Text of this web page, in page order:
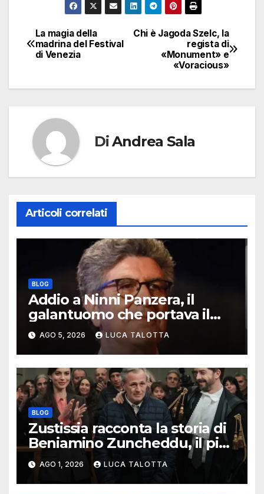
Navigazione
articoli
Chi è Jagoda Szelc, la
regista di
«Monument» e
«Voracious»
La magia della
madrina del Festival
di Venezia
DiAndrea Sala
Articoli correlati
BLOG
Addio a Ninni Panzera, il
galantuomo che portava il
cinema dove non c’era
AGO 5, 2026 LUCA TALOTTA
BLOG
Zustissia racconta la storia di
Beniamino Zuncheddu, il più
lungo errore giudiziario della
storia italiana
AGO 1, 2026 LUCA TALOTTA